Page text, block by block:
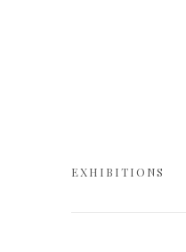
EXHIBITIONS